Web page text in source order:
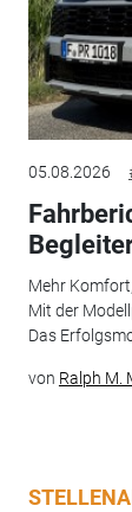
05.08.2026
Mehr
Mit der
Das
von Ralph M.